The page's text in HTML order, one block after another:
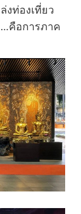
งท่องเที่ยว
…คือการภาค